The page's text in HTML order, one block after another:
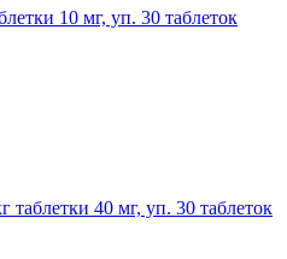
10 мг, уп. 30 таблеток
таблетки 40 мг, уп. 30 таблеток